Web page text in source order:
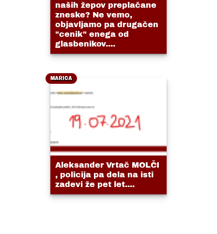
naših žepov preplačane
zneske? Ne vemo,
objavljamo pa drugačen
"cenik" enega od
glasbenikov....
MARICA
Aleksander Vrtač MOLČI
, policija pa dela na isti
zadevi že pet let....